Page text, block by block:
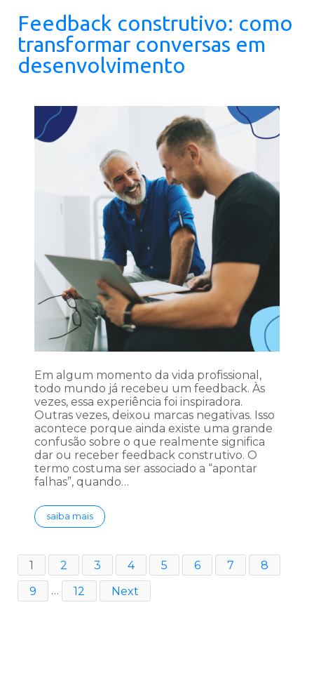
Feedback construtivo: como
transformar conversas em
desenvolvimento
Em algum momento da vida profissional,
todo mundo já recebeu um feedback. Às
vezes, essa experiência foi inspiradora.
Outras vezes, deixou marcas negativas. Isso
acontece porque ainda existe uma grande
confusão sobre o que realmente significa
dar ou receber feedback construtivo. O
termo costuma ser associado a “apontar
falhas”, quando…
saiba mais
1 2 3 4 5 6 7
8
9
… 12 Next